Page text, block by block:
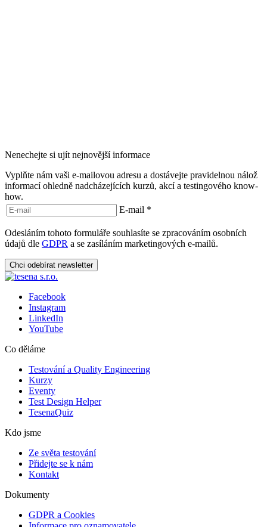
Nenechejte si ujít nejnovější informace
Vyplňte nám vaši e-mailovou adresu a dostávejte pravidelnou nálož
informací ohledně nadcházejících kurzů, akcí a testingového know-
how.
E-mail *
Odesláním tohoto formuláře souhlasíte se zpracováním osobních
údajů dle GDPR a se zasíláním marketingových e-mailů.
Chci odebírat newsletter
Facebook
Instagram
LinkedIn
YouTube
Co děláme
Testování a Quality Engineering
Kurzy
Eventy
Test Design Helper
TesenaQuiz
Kdo jsme
Ze světa testování
Přidejte se k nám
Kontakt
Dokumenty
GDPR a Cookies